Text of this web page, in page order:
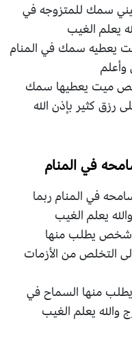
سمك للمتزوجه في
يعلم الغيب
يعطيه سمك في المنام
وأعلم
ميت يعطيها سمك
كثير بإذن الله
في المنام
في المنام ربما
يعلم الغيب
شخص يطلب منها
التخلص من الأزمات
منها السماح في
والله يعلم الغيب